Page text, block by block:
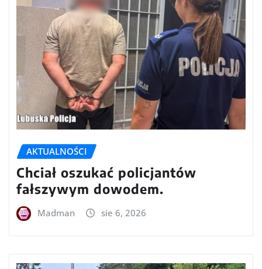
AKTUALNOŚCI
Chciał oszukać policjantów
fałszywym dowodem.
Madman sie 6, 2026